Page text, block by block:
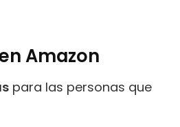
Amazon
para las personas que